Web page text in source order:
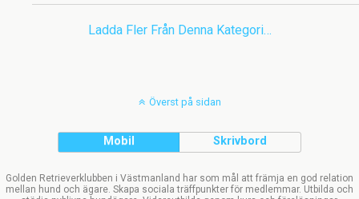
Ladda Fler Från Denna Kategori…
Överst på sidan
Mobil Skrivbord
Golden Retrieverklubben i Västmanland har som mål att främja en god relation
mellan hund och ägare. Skapa sociala träffpunkter för medlemmar. Utbilda och